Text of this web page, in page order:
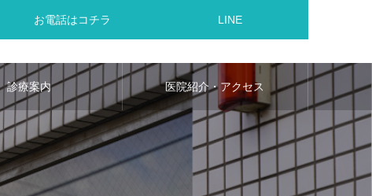
お電話はコチラ LINE
診療案内 医院紹介・アクセス